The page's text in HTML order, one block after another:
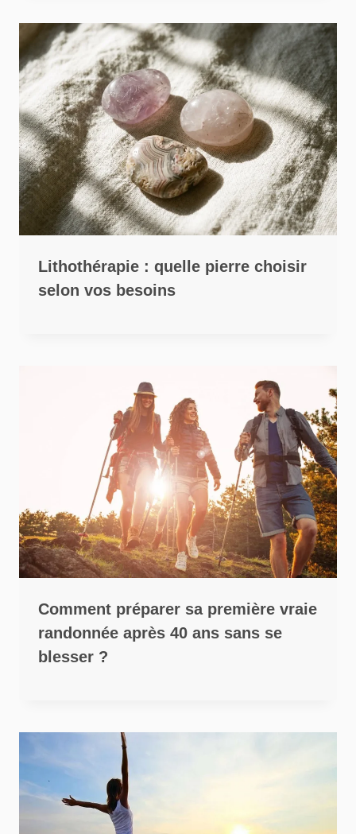
Lithothérapie : quelle pierre choisir
selon vos besoins
Comment préparer sa première vraie
randonnée après 40 ans sans se
blesser ?